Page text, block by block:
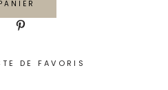
DE FAVORIS